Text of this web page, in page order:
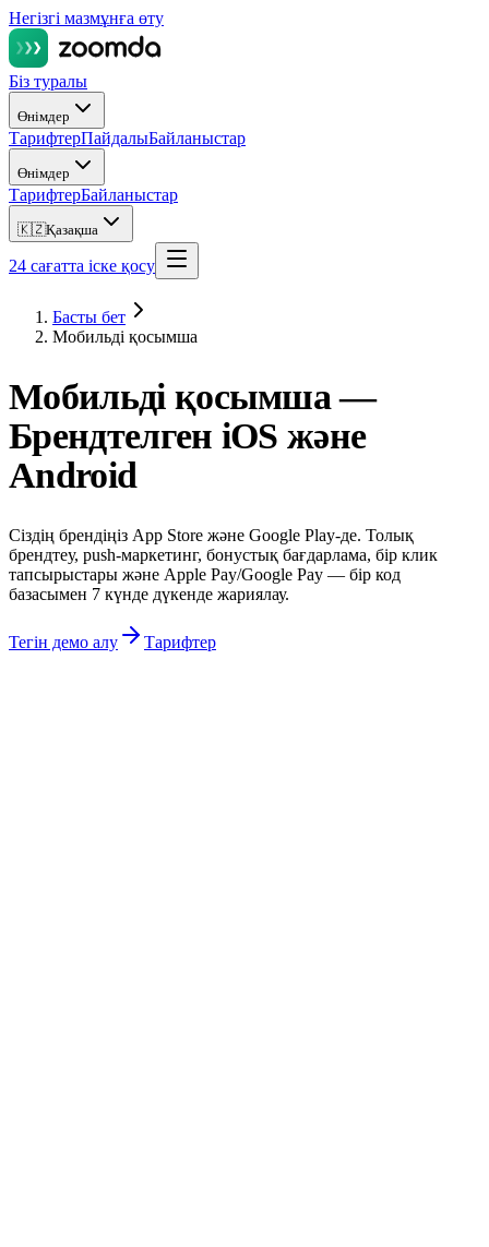
Негізгі мазмұнға өту
Біз туралы
Өнімдер
ТарифтерПайдалыБайланыстар
Өнімдер
ТарифтерБайланыстар
🇰🇿Қазақша
24 сағатта іске қосу
Басты бет
Мобильді қосымша
Мобильді қосымша —
Брендтелген iOS және
Android
Сіздің брендіңіз App Store және Google Play-де. Толық
брендтеу, push-маркетинг, бонустық бағдарлама, бір клик
тапсырыстары және Apple Pay/Google Pay — бір код
базасымен 7 күнде дүкенде жариялау.
Тегін демо алу Тарифтер